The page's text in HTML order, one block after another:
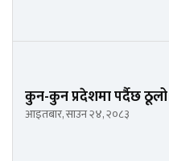
कुन-कुन प्रदेशमा पर्दैछ ठूलो
आइतबार, साउन २४, २०८३